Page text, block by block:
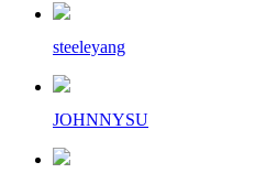
steeleyang
JOHNNYSU